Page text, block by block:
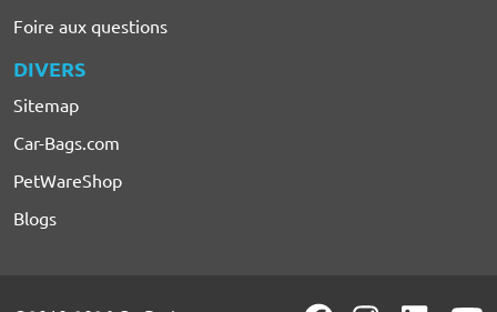
Foire aux questions
DIVERS
Sitemap
Car-Bags.com
PetWareShop
Blogs